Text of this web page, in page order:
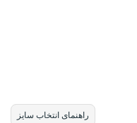
راهنمای انتخاب سایز